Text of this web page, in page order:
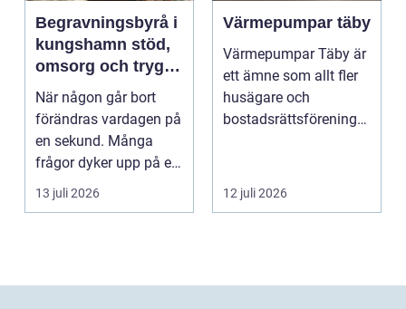
Begravningsbyrå i
kungshamn stöd,
omsorg och trygg
vägledning
När någon går bort
förändras vardagen på
en sekund. Många
frågor dyker upp på en
gång: Vad händer nu...
13 juli 2026
Värmepumpar täby
Värmepumpar Täby är
ett ämne som allt fler
husägare och
bostadsrättsföreningar
12 juli 2026